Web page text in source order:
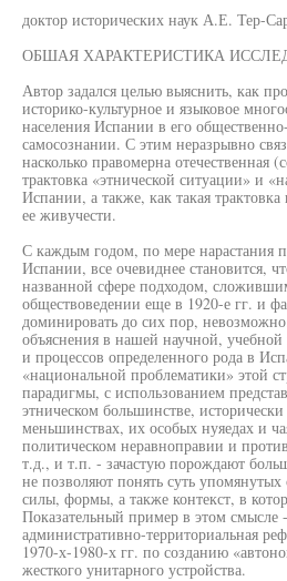
доктор исторических наук А.Е. Тер-
ОБШАЯ ХАРАКТЕРИСТИКА
Автор задался целью выяснить, как
историко-культурное и языковое
населения Испании в его
самосознании. С этим неразрывно
насколько правомерна отечественная
трактовка «этнической ситуации» и
Испании, а также, как такая
ее живучести.
С каждым годом, по мере нарастания
Испании, все очевиднее становится,
названной сфере подходом,
обществоведении еще в 1920-е гг. и
доминировать до сих пор,
объяснения в нашей научной,
и процессов определенного рода в
«национальной проблематики» этой
парадигмы, с использованием
этническом большинстве,
меньшинствах, их особых нуяедах и
политическом неравноправии и
т.д., и т.п. - зачастую порождают
не позволяют понять суть
силы, формы, а также контекст, в
Показательный пример в этом смысле
административно-территориальная
1970-х-1980-х гг. по созданию
жесткого унитарного устройства.